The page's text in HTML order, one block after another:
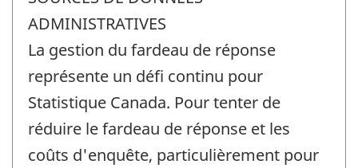
ADMINISTRATIVES
La gestion du fardeau de réponse
représente un défi continu pour
Statistique Canada. Pour tenter de
réduire le fardeau de réponse et les
coûts d'enquête, particulièrement pour